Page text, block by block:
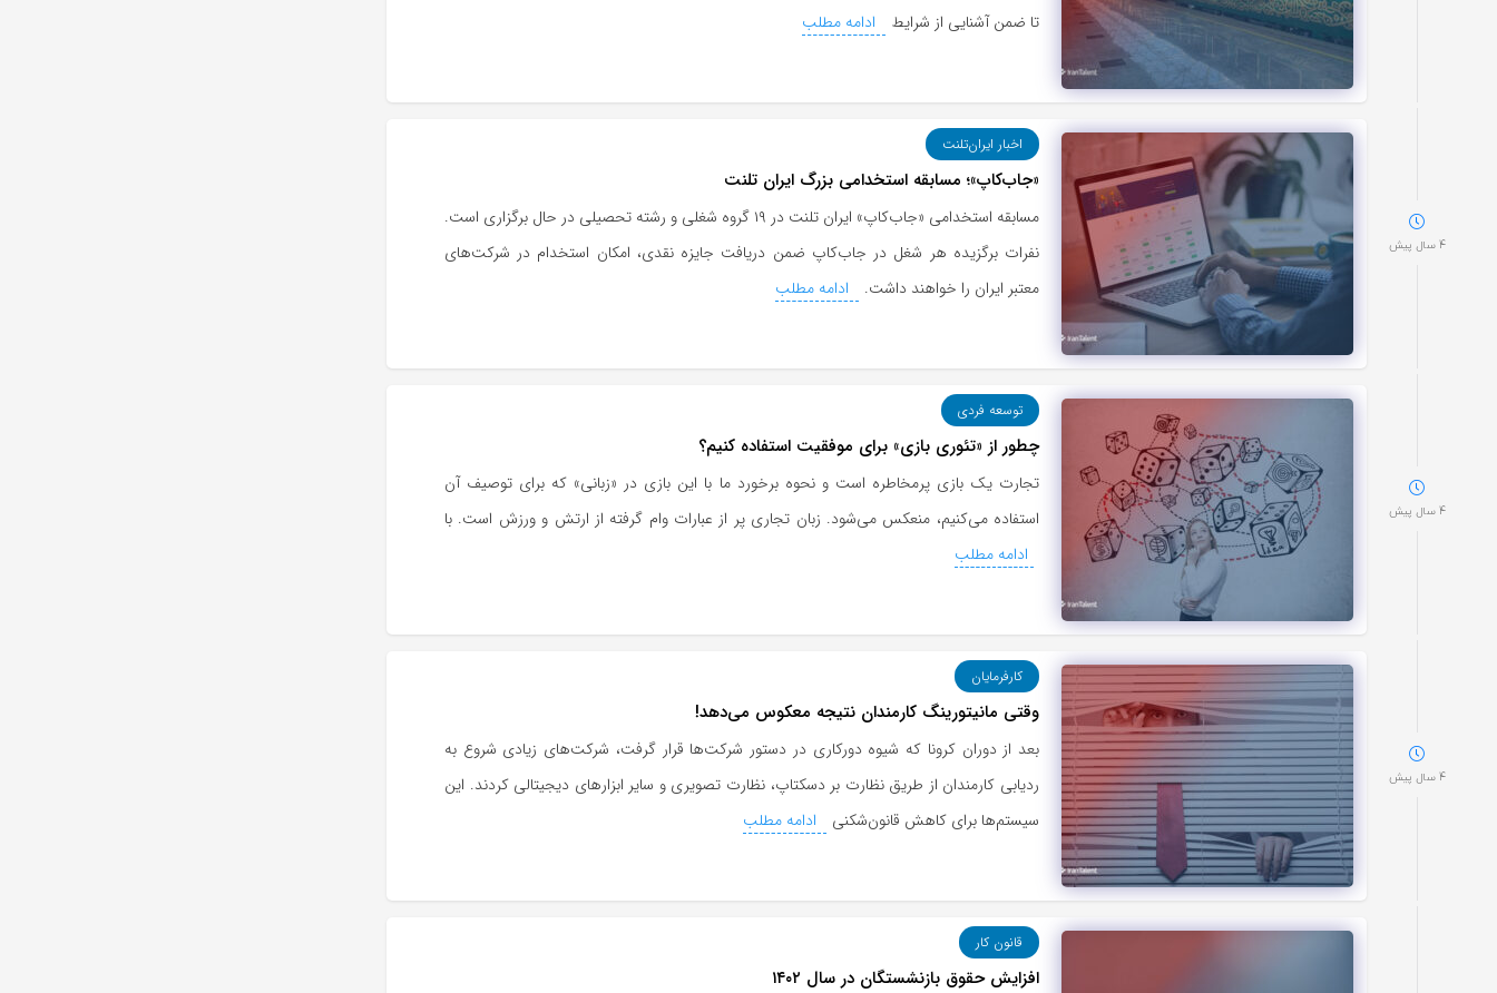
تا ضمن آشنایی از شرایط
ادامه مطلب
4 سال پیش
اخبار ایران‌تلنت
«جاب‌کاپ»؛ مسابقه استخدامی بزرگ ایران تلنت
مسابقه استخدامی «جاب‌کاپ» ایران تلنت در ۱۹ گروه شغلی و رشته تحصیلی در حال برگزاری است.
نفرات برگزیده هر شغل در جاب‌کاپ ضمن دریافت جایزه نقدی، امکان استخدام در شرکت‌های
معتبر ایران را خواهند داشت.
ادامه مطلب
4 سال پیش
توسعه فردی
چطور از «تئوری بازی» برای موفقیت استفاده کنیم؟
تجارت یک بازی پرمخاطره است و نحوه برخورد ما با این بازی در «زبانی» که برای توصیف آن
استفاده می‌کنیم، منعکس می‌شود. زبان تجاری پر از عبارات وام گرفته از ارتش و ورزش است. با
ادامه مطلب
4 سال پیش
کارفرمایان
وقتی مانیتورینگ کارمندان نتیجه معکوس می‌دهد!
بعد از دوران کرونا که شیوه دورکاری در دستور شرکت‌ها قرار گرفت، شرکت‌های زیادی شروع به
ردیابی کارمندان از طریق نظارت بر دسکتاپ، نظارت تصویری و سایر ابزارهای دیجیتالی کردند. این
سیستم‌ها برای کاهش قانون‌شکنی
ادامه مطلب
قانون کار
افزایش حقوق بازنشستگان در سال ۱۴۰۲